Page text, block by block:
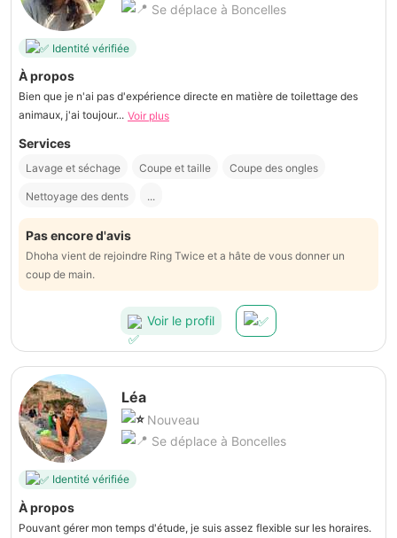
Se déplace à Boncelles
Identité vérifiée
À propos
Bien que je n'ai pas d'expérience directe en matière de toilettage des
animaux, j'ai toujour... Voir plus
Services
Lavage et séchage Coupe et taille Coupe des ongles
Nettoyage des dents ...
Pas encore d'avis
Dhoha vient de rejoindre Ring Twice et a hâte de vous donner un
coup de main.
Voir le profil
Léa
Nouveau
Se déplace à Boncelles
Identité vérifiée
À propos
Pouvant gérer mon temps d'étude, je suis assez flexible sur les horaires.